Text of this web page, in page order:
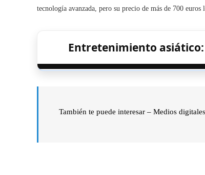
tecnología avanzada, pero su precio de más de 700
Entretenimiento
También te puede interesar – Medios digitales